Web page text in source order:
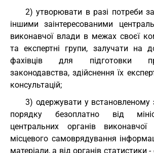
2) утворювати в разі потреби
іншими заінтересованими
виконавчої влади в межах своєї
та експертні групи, залучати на
фахівців для підготовки
законодавства, здійснення їх
консультацій;
3) одержувати у встановленому
порядку безоплатно від
центральних органів
місцевого самоврядування
матеріали, а від органів статистики -